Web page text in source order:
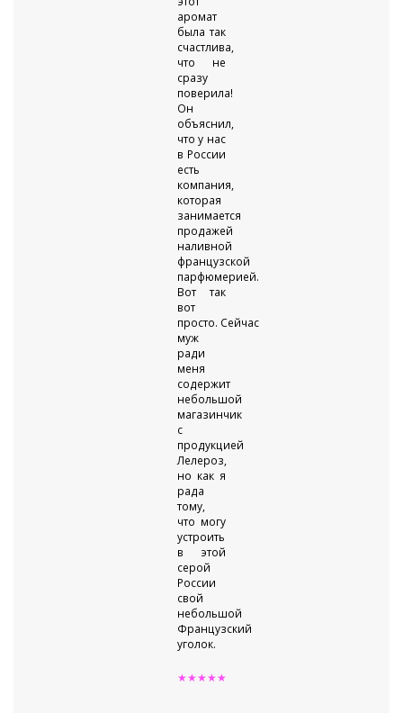
аромат
была так
счастлива,
что не
сразу
поверила!
Он
объяснил,
что у нас
в России
есть
компания,
которая
занимается
продажей
наливной
французской
парфюмерией.
Вот так
вот
просто. Сейчас
муж
ради
меня
содержит
небольшой
магазинчик
с
продукцией
Лелероз,
но как я
рада
тому,
что могу
устроить
в этой
серой
России
свой
небольшой
Французский
уголок.
★★★★★